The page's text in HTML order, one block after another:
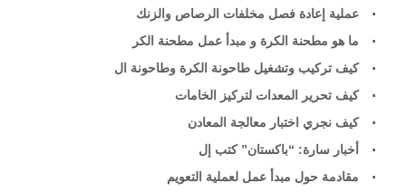
عملية إعادة فصل مخلفات الرصاص والزنك
ما هو مطحنة الكرة و مبدأ عمل مطحنة الكر
كيف تركيب وتشغيل طاحونة الكرة وطاحونة ال
كيف تحرير المعدات لتركيز الخامات
كيف نجري اختبار معالجة المعادن
أخبار سارة: “باكستان” كتب إل
مقادمة حول مبدأ عمل لعملية التعويم